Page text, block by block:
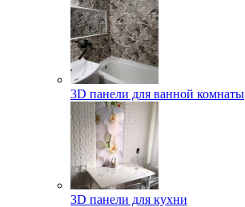
3D панели для ванной комнаты
3D панели для кухни